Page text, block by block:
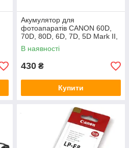
Акумулятор для
фотоапаратів CANON 60D,
70D, 80D, 6D, 7D, 5D Mark II,
5D Mark III - LP-E6 (аналог) -
1800 ma
В наявності
430 ₴
Купити